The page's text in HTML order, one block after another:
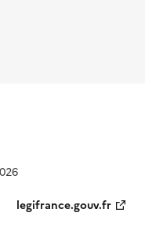
legifrance.gouv.fr